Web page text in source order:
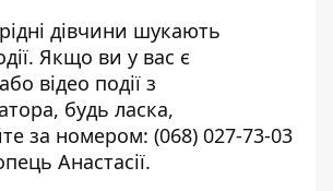
дівчини шукають
Якщо ви у вас є
відео події з
будь ласка,
за номером: (068) 027-73-03
Анастасії.